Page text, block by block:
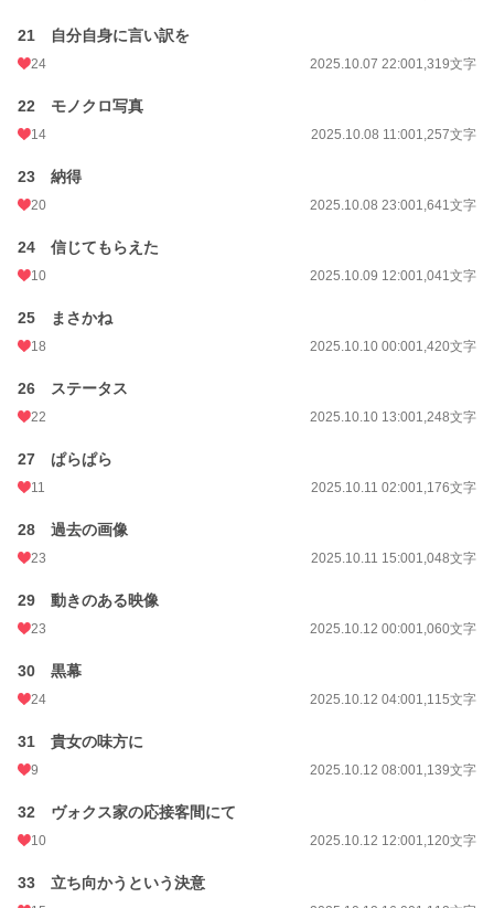
21 自分自身に言い訳を
24 2025.10.07 22:001,319文字
22 モノクロ写真
14 2025.10.08 11:001,257文字
23 納得
20 2025.10.08 23:001,641文字
24 信じてもらえた
10 2025.10.09 12:001,041文字
25 まさかね
18 2025.10.10 00:001,420文字
26 ステータス
22 2025.10.10 13:001,248文字
27 ぱらぱら
11 2025.10.11 02:001,176文字
28 過去の画像
23 2025.10.11 15:001,048文字
29 動きのある映像
23 2025.10.12 00:001,060文字
30 黒幕
24 2025.10.12 04:001,115文字
31 貴女の味方に
9 2025.10.12 08:001,139文字
32 ヴォクス家の応接客間にて
10 2025.10.12 12:001,120文字
33 立ち向かうという決意